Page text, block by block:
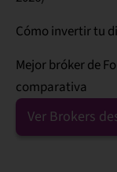
Cómo invertir tu
Mejor bróker de
comparativa
Ver Brokers